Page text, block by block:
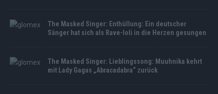
The Masked Singer: Enthüllung: Ein deutscher
Sänger hat sich als Rave-Ioli in die Herzen gesungen
The Masked Singer: Lieblingssong: Muuhnika kehrt
mit Lady Gagas „Abracadabra“ zurück